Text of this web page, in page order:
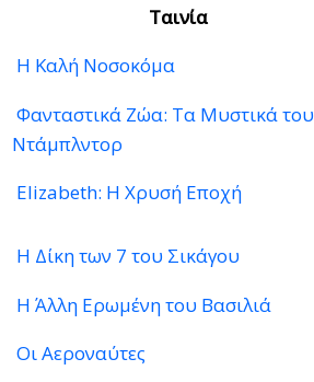
Ταινία
Η Καλή Νοσοκόμα
Φανταστικά Ζώα: Τα Μυστικά του
Ντάμπλντορ
Elizabeth: Η Χρυσή Εποχή
Η Δίκη των 7 του Σικάγου
Η Άλλη Ερωμένη του Βασιλιά
Οι Αεροναύτες